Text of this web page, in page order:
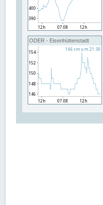
ODER - Eisenhüttenstadt